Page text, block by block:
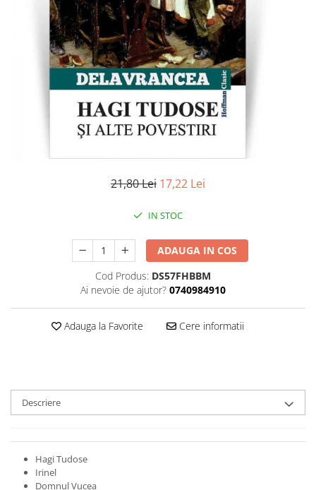
Literatura
Contemporana
Moderna
Calatorii
Sociologie si filozofie
21,80 Lei 17,22 Lei
IN STOC
ADAUGA IN COS
Cod Produs: DS57FHBBM
Ai nevoie de ajutor? 0740984910
Adauga la Favorite Cere informatii
Descriere
Hagi Tudose
Irinel
Domnul Vucea